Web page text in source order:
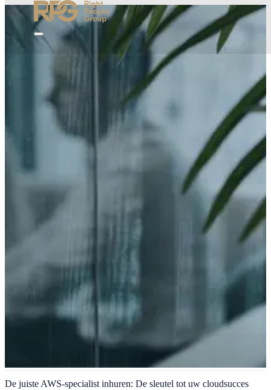
AWS cloud-infrastructuur en -oplossingen
De juiste AWS-specialist inhuren: De sleutel tot uw cloudsucces